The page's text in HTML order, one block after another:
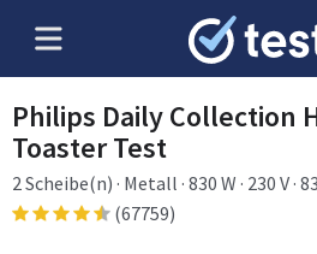
Philips Daily Collection
Toaster Test
2 Scheibe(n) · Metall · 830 W · 230 V ·
(67759)